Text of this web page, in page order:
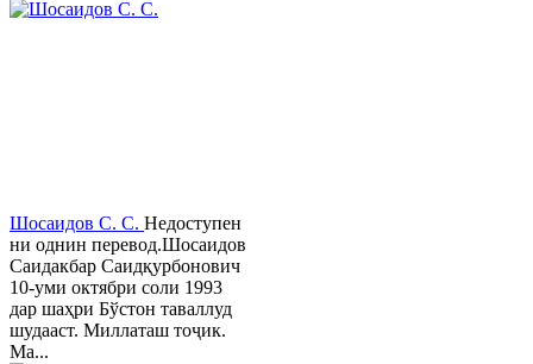
Шосаидов С. С. Недоступен
ни однин перевод.Шосаидов
Саидакбар Саидқурбонович
10-уми октябри соли 1993
дар шаҳри Бўстон таваллуд
шудааст. Миллаташ тоҷик.
Ма...